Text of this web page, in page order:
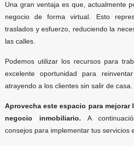
Una gran ventaja es que, actualmente
negocio de forma virtual. Esto
traslados y esfuerzo, reduciendo la
las calles.
Podemos utilizar los recursos para
excelente oportunidad para
atrayendo a los clientes sin salir de casa.
Aprovecha este espacio para mejorar
negocio inmobiliario. A
consejos para implementar tus servicios